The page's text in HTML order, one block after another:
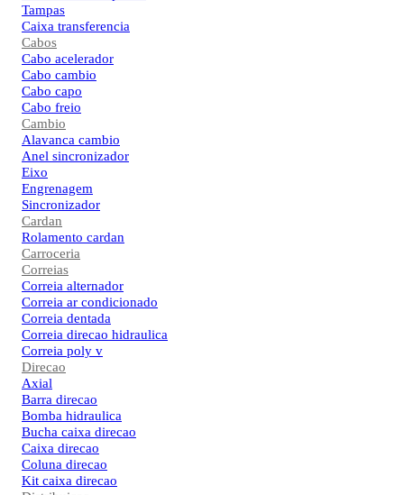
Tampas
Caixa transferencia
Cabos
Cabo acelerador
Cabo cambio
Cabo capo
Cabo freio
Cambio
Alavanca cambio
Anel sincronizador
Eixo
Engrenagem
Sincronizador
Cardan
Rolamento cardan
Carroceria
Correias
Correia alternador
Correia ar condicionado
Correia dentada
Correia direcao hidraulica
Correia poly v
Direcao
Axial
Barra direcao
Bomba hidraulica
Bucha caixa direcao
Caixa direcao
Coluna direcao
Kit caixa direcao